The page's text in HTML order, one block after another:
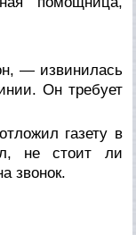
— извинилась
Он требует
газету в
не стоит ли
звонок.